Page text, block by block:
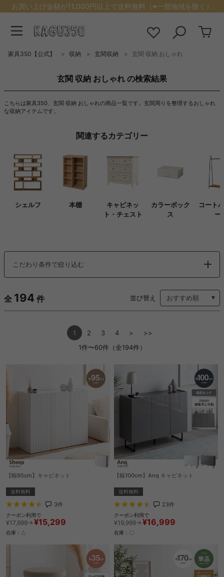
お買い上げ金額が11,000円以上で送料無料（※一部地域を除く）
家具350【公式】 収納 玄関収納 玄関 収納 おしゃれ
玄関 収納 おしゃれ の検索結果
こちらは家具350、玄関 収納 おしゃれの商品一覧です。玄関周りを整理するおしゃれ
な収納アイテムです。
関連するカテゴリー
シェルフ 本棚
キャビネッ
ト・チェスト
カラーボック
ス
コート
ー
こだわり条件で絞り込む
全 194 件 並び替え
1 2 3 4 >
>>
1件〜60件（全194件）
【幅95cm】キャビネット
送料無料
3件
クーポン利用で
¥17,999→ ¥15,299
在庫：△
【幅100cm】Anq キャビネット
送料無料
23件
クーポン利用で
¥19,999→ ¥16,999
在庫：〇